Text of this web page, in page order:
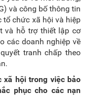
và công bố thông tin
tổ chức xã hội và hiệp
và hỗ trợ thiết lập cơ
các doanh nghiệp về
tranh chấp theo
xã hội trong việc bảo
phục cho các nạn